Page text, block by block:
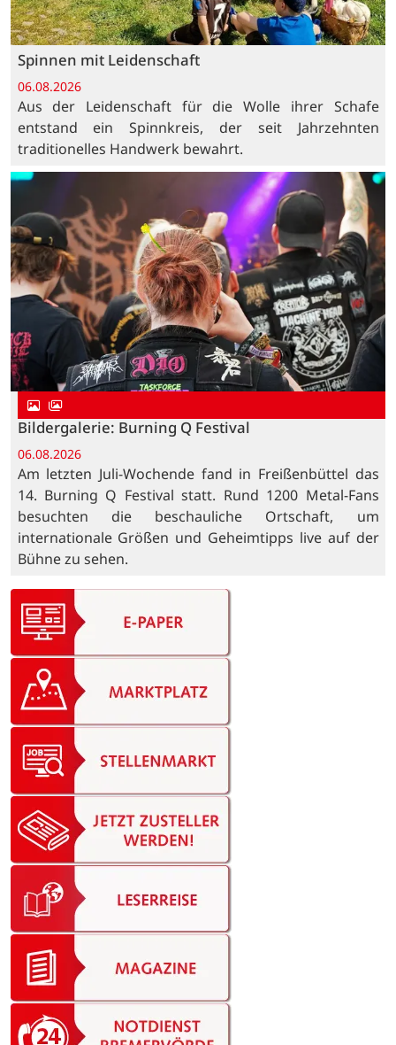
Spinnen mit Leidenschaft
06.08.2026
Aus der Leidenschaft für die Wolle ihrer Schafe
entstand ein Spinnkreis, der seit Jahrzehnten
traditionelles Handwerk bewahrt.
Bildergalerie: Burning Q Festival
06.08.2026
Am letzten Juli-Wochende fand in Freißenbüttel das
14. Burning Q Festival statt. Rund 1200 Metal-Fans
besuchten die beschauliche Ortschaft, um
internationale Größen und Geheimtipps live auf der
Bühne zu sehen.